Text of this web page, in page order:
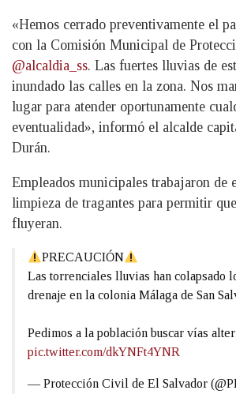
«Hemos cerrado preventivamente el
con la Comisión Municipal de
@alcaldia_ss. Las fuertes lluvias de
inundado las calles en la zona. Nos
lugar para atender oportunamente
eventualidad», informó el alcalde
Durán.
Empleados municipales trabajaron de
limpieza de tragantes para permitir
fluyeran.
PRECAUCIÓN
Las torrenciales lluvias han colapsado
drenaje en la colonia Málaga de San
Pedimos a la población buscar vías
pic.twitter.com/dkYNFt4YNR
— Protección Civil de El Salvador